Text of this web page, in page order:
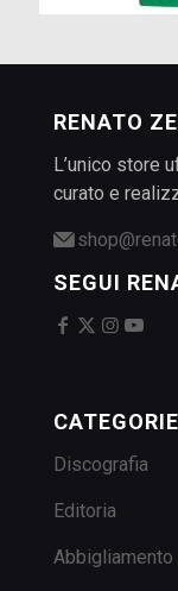
RENATO
L’unico store
curato e
SEGUI
CATEGORIE
Discografia
Editoria
Abbigliamento